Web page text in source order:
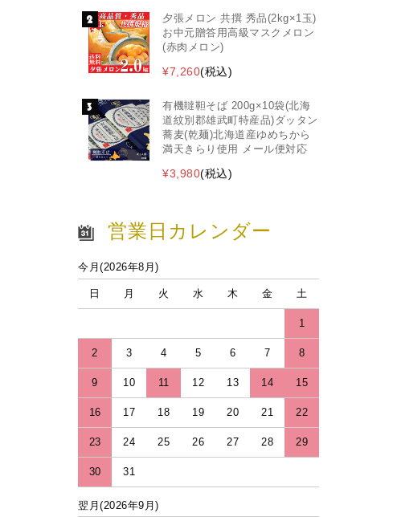
夕張メロン 共撰 秀品(2kg×1玉)
お中元贈答用高級マスクメロン
(赤肉メロン)
¥7,260(税込)
有機韃靼そば 200g×10袋(北海
道紋別郡雄武町特産品)ダッタン
蕎麦(乾麺)北海道産ゆめちから
満天きらり使用 メール便対応
¥3,980(税込)
営業日カレンダー
今月(2026年8月)
日 月 火 水 木 金 土
1
2 3 4 5 6 7 8
9 10 11 12 13 14 15
16 17 18 19 20 21 22
23 24 25 26 27 28 29
30 31
翌月(2026年9月)